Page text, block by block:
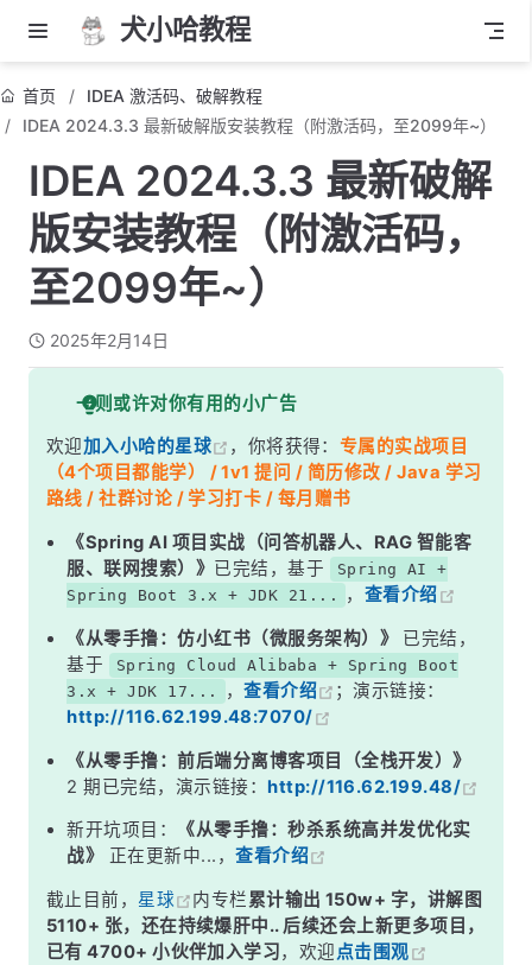
犬小哈教程
首页
IDEA 激活码、破解教程
IDEA 2024.3.3 最新破解版安装教程（附激活码，至2099年~）
IDEA 2024.3.3 最新破解
版安装教程（附激活码，
至2099年~）
2025年2月14日
一则或许对你有用的小广告
欢迎加入小哈的星球 ，你将获得： 专属的实战项目
（4个项目都能学） / 1v1 提问 / 简历修改 / Java 学习
路线 / 社群讨论 / 学习打卡 / 每月赠书
《Spring AI 项目实战（问答机器人、RAG 智能客
服、联网搜索）》 已完结，基于
Spring AI +
Spring Boot 3.x + JDK 21...
， 查看介绍
《从零手撸：仿小红书（微服务架构）》
已完结，
基于
Spring Cloud Alibaba + Spring Boot
3.x + JDK 17...
，查看介绍
；演示链接：
http://116.62.199.48:7070/
《从零手撸：前后端分离博客项目（全栈开发）》
2 期已完结，演示链接：http://116.62.199.48/
新开坑项目：
《从零手撸：秒杀系统高并发优化实
战》
正在更新中...，查看介绍
截止目前， 星球 内专栏累计输出 150w+ 字，讲解图
5110+ 张，还在持续爆肝中.. 后续还会上新更多项目，
已有 4700+ 小伙伴加入学习，欢迎点击围观